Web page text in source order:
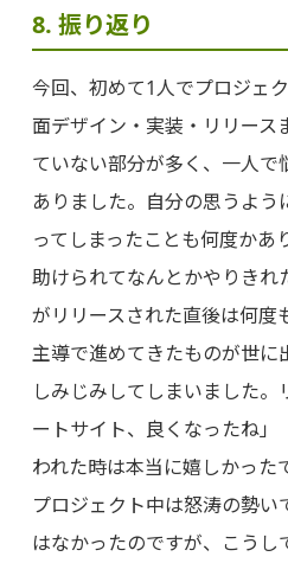
8. 振り返り
今回、初めて1人でプロジェ
面デザイン・実装・リリース
ていない部分が多く、一人で
ありました。自分の思うよう
ってしまったことも何度かあ
助けられてなんとかやりきれ
がリリースされた直後は何度
主導で進めてきたものが世に
しみじみしてしまいました
ートサイト、良くなったね
われた時は本当に嬉しかった
プロジェクト中は怒涛の勢
はなかったのですが、こうし